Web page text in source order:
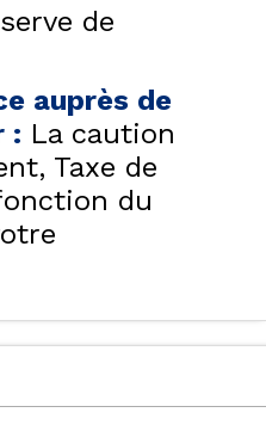
de
auprès de
: La caution
Taxe de
du